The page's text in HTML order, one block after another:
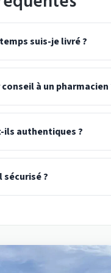
suis-je livré ?
à un pharmacien
authentiques ?
?